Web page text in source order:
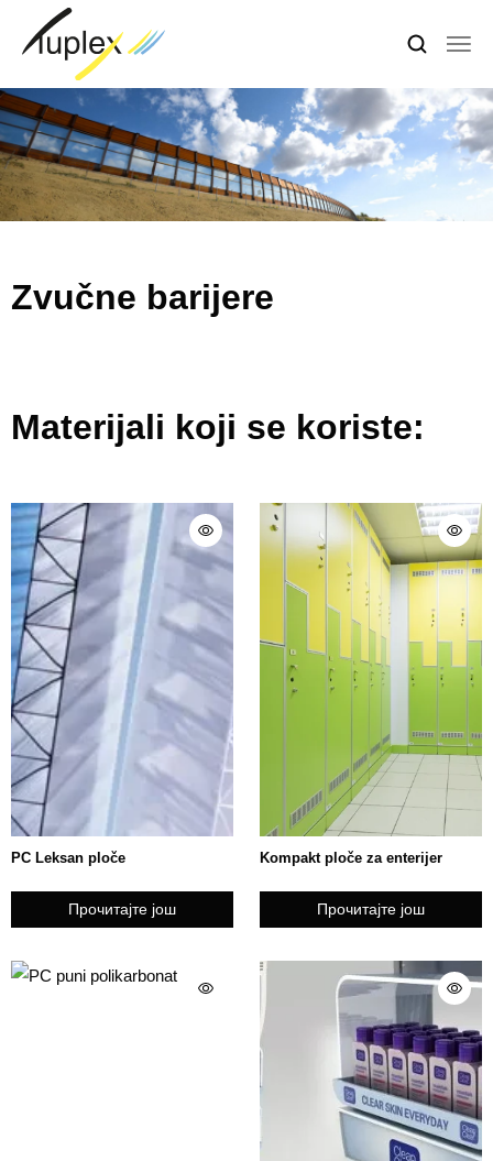
Zvučne barijere
Materijali koji se koriste:
PC Leksan ploče
Прочитајте још
Kompakt ploče za enterijer
Прочитајте још